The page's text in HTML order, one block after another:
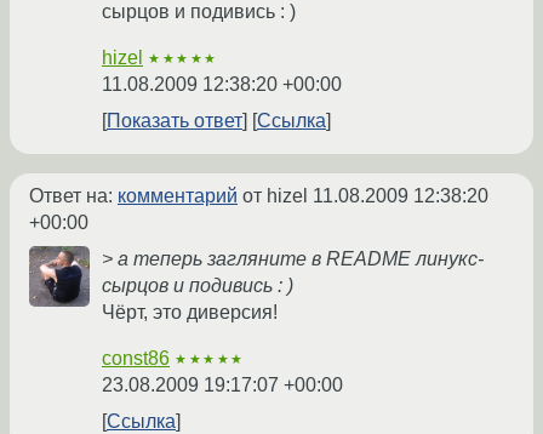
сырцов и подивись : )
hizel ★★★★★
11.08.2009 12:38:20 +00:00
Показать ответ
Ссылка
Ответ на: комментарий от hizel 11.08.2009 12:38:20
+00:00
> а теперь загляните в README линукс-
сырцов и подивись : )
Чёрт, это диверсия!
const86 ★★★★★
23.08.2009 19:17:07 +00:00
Ссылка